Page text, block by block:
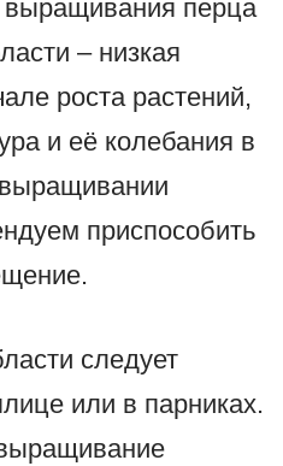
перца
– низкая
роста растений,
и её колебания в
приспособить
следует
или в парниках.